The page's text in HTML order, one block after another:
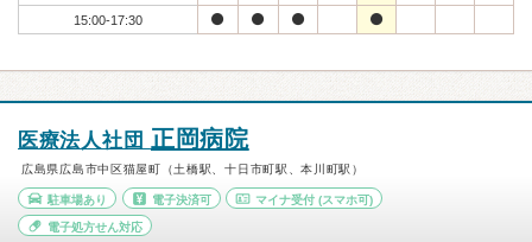
15:00-17:30
医療法人社団 正岡病院
広島県広島市中区猫屋町（土橋駅、十日市町駅、本川町駅）
駐車場あり 電子決済可 マイナ受付 (スマホ可)
電子処方せん対応